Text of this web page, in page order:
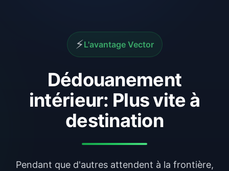
⚡L'avantage Vector
Dédouanement
intérieur: Plus vite à
destination
Pendant que d'autres attendent à la frontière,